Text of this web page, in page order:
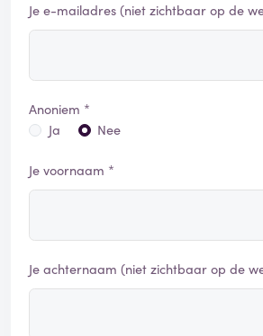
Je e-mailadres (niet zichtbaar op de
Anoniem *
Ja
Nee
Je voornaam *
Je achternaam (niet zichtbaar op de